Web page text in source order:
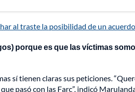
al traste la posibilidad de un
porque es que las víctimas
sí tienen claras sus peticiones.
pasó con las Farc”, indicó